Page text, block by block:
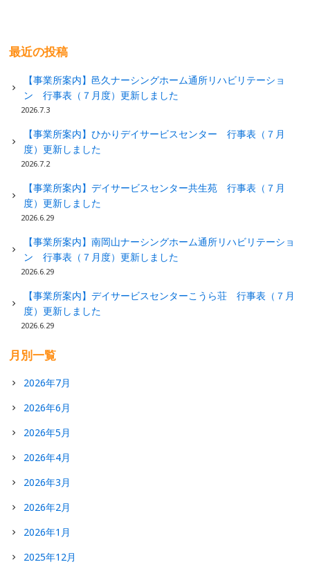
最近の投稿
【事業所案内】邑久ナーシングホーム通所リハビリテーショ
ン 行事表（７月度）更新しました
2026.7.3
【事業所案内】ひかりデイサービスセンター 行事表（７月
度）更新しました
2026.7.2
【事業所案内】デイサービスセンター共生苑 行事表（７月
度）更新しました
2026.6.29
【事業所案内】南岡山ナーシングホーム通所リハビリテーショ
ン 行事表（７月度）更新しました
2026.6.29
【事業所案内】デイサービスセンターこうら荘 行事表（７月
度）更新しました
2026.6.29
月別一覧
2026年7月
2026年6月
2026年5月
2026年4月
2026年3月
2026年2月
2026年1月
2025年12月